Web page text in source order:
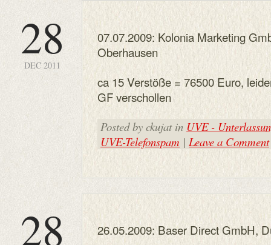
28
DEC 2011
07.07.2009: Kolonia Marketing
Oberhausen
ca 15 Verstöße = 76500 Euro,
GF verschollen
Posted by ckujat in UVE -
UVE-Telefonspam | Leave a Comment
28 26.05.2009: Baser Direct GmbH,